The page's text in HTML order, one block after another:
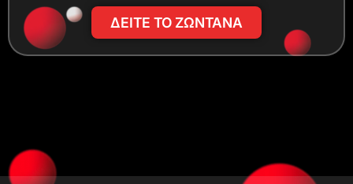
ΔΕΙΤΕ ΤΟ ΖΩΝΤΑΝΑ